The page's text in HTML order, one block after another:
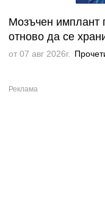
Мозъчен имплант
отново да се
от 07 авг 2026г.